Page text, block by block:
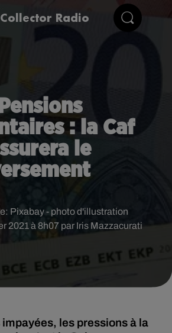
Collector Radio
Pensions
: la Caf
le
2021 à 8h07 par Iris Mazzacurati
Pixabay - photo d'illustration
les pressions à la